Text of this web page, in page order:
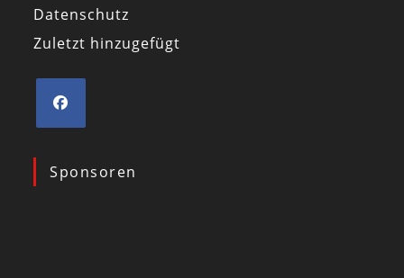
Datenschutz
Zuletzt hinzugefügt
Sponsoren